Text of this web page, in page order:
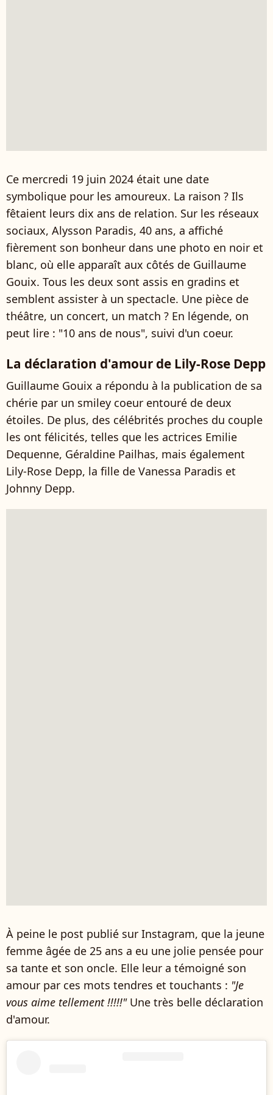
Ce mercredi 19 juin 2024 était une date
symbolique pour les amoureux. La raison ? Ils
fêtaient leurs dix ans de relation. Sur les réseaux
sociaux, Alysson Paradis, 40 ans, a affiché
fièrement son bonheur dans une photo en noir et
blanc, où elle apparaît aux côtés de Guillaume
Gouix. Tous les deux sont assis en gradins et
semblent assister à un spectacle. Une pièce de
théâtre, un concert, un match ? En légende, on
peut lire : "10 ans de nous", suivi d'un coeur.
La déclaration d'amour de Lily-Rose Depp
Guillaume Gouix a répondu à la publication de sa
chérie par un smiley coeur entouré de deux
étoiles. De plus, des célébrités proches du couple
les ont félicités, telles que les actrices Emilie
Dequenne, Géraldine Pailhas, mais également
Lily-Rose Depp, la fille de Vanessa Paradis et
Johnny Depp.
À peine le post publié sur Instagram, que la jeune
femme âgée de 25 ans a eu une jolie pensée pour
sa tante et son oncle. Elle leur a témoigné son
amour par ces mots tendres et touchants : "Je
vous aime tellement !!!!!" Une très belle déclaration
d'amour.